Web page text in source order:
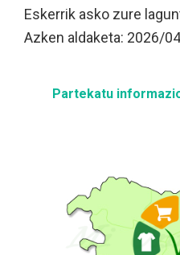
Eskerrik asko zure
Azken aldaketa: 2026/
Partekatu